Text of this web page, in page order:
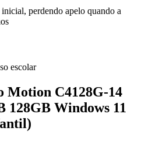
perdendo apelo quando a
escolar
Motion C4128G-14
128GB Windows 11